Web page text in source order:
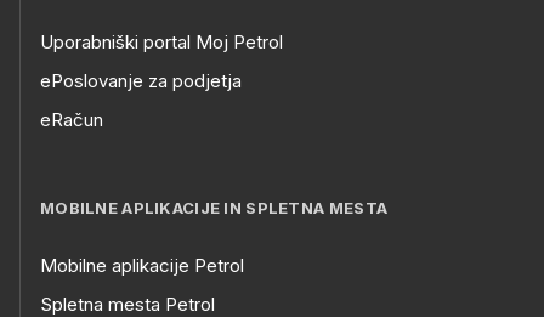
Uporabniški portal Moj Petrol
ePoslovanje za podjetja
eRačun
MOBILNE APLIKACIJE IN SPLETNA MESTA
Mobilne aplikacije Petrol
Spletna mesta Petrol